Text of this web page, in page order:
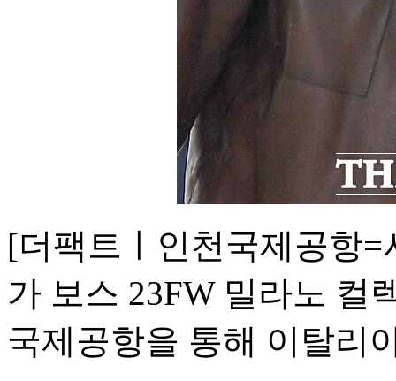
[더팩트ㅣ인천국제공항
가 보스 23FW 밀라노 컬
국제공항을 통해 이탈리